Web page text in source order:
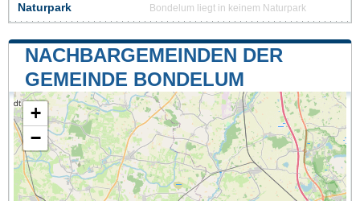
Naturpark Bondelum liegt in keinem Naturpark
NACHBARGEMEINDEN DER
GEMEINDE BONDELUM
+
−